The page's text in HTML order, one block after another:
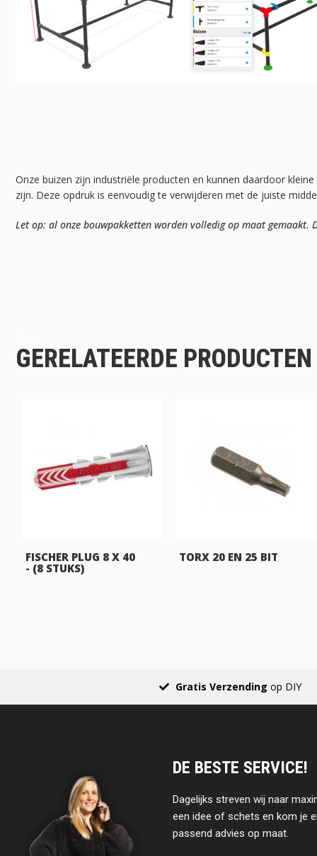
Onze buizen zijn industriële producten en kunnen daardoor
zijn. Deze opdruk is eenvoudig te verwijderen met de juiste
Let op: al onze bouwpakketten worden volledig op maat
GERELATEERDE PRODUCTEN
FISCHER PLUG 8 X 40
- (8 STUKS)
TORX 20 EN 25 BIT
Gratis Verzending op DIY
DE BESTE SERVICE!
Dagelijks streven wij naar
een idee of schets en kom je
passend advies op maat.